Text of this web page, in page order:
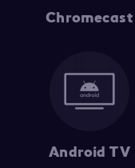
Chromecast
Android TV